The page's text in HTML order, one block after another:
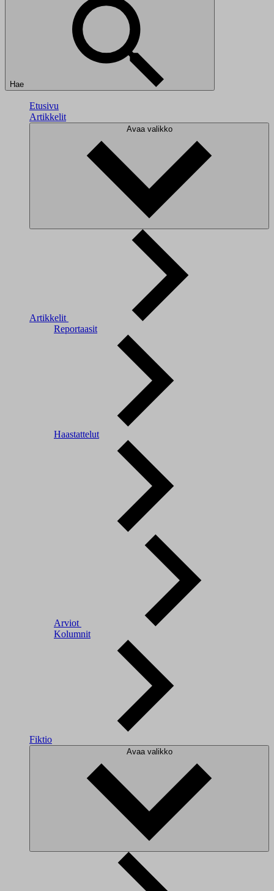
Hae
Etusivu
Artikkelit
Avaa valikko
Artikkelit
Reportaasit
Haastattelut
Arviot
Kolumnit
Fiktio
Avaa valikko